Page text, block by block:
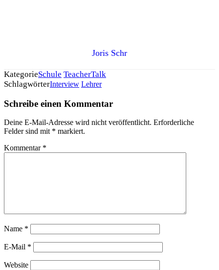
Joris Schr
KategorieSchule TeacherTalk
SchlagwörterInterview Lehrer
Schreibe einen Kommentar
Deine E-Mail-Adresse wird nicht veröffentlicht. Erforderliche
Felder sind mit * markiert.
Kommentar *
Name *
E-Mail *
Website